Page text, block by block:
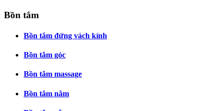
Bồn tắm
Bồn tắm đứng vách kính
Bồn tắm góc
Bồn tắm massage
Bồn tắm nằm